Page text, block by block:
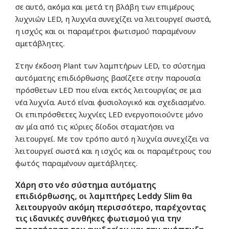
σε αυτό, ακόμα και μετά τη βλάβη των επιμέρους
λυχνιών LED, η λυχνία συνεχίζει να λειτουργεί σωστά,
η ισχύς και οι παραμέτροι φωτισμού παραμένουν
αμετάβλητες.
Στην έκδοση Plant των λαμπτήρων LED, το σύστημα
αυτόματης επιδιόρθωσης βασίζετε στην παρουσία
πρόσθετων LED που είναι εκτός λειτουργίας σε μια
νέα λυχνία. Αυτό είναι φυσιολογικό και σχεδιασμένο.
Οι επιπρόσθετες λυχνίες LED ενεργοποιούντε μόνο
αν μία από τις κύριες δίοδοι σταματήσει να
λειτουργεί. Με τον τρόπο αυτό η λυχνία συνεχίζει να
λειτουργεί σωστά και η ισχύς και οι παραμέτρους του
φωτός παραμένουν αμετάβλητες.
Χάρη στο νέο σύστημα αυτόματης
επιδιόρθωσης, οι λαμπτήρες Leddy Slim θα
λειτουργούν ακόμη περισσότερο, παρέχοντας
τις ιδανικές συνθήκες φωτισμού για την